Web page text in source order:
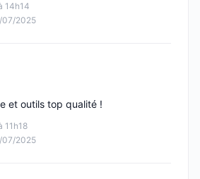
14h14
07/2025
11h18
07/2025
et outils top qualité !